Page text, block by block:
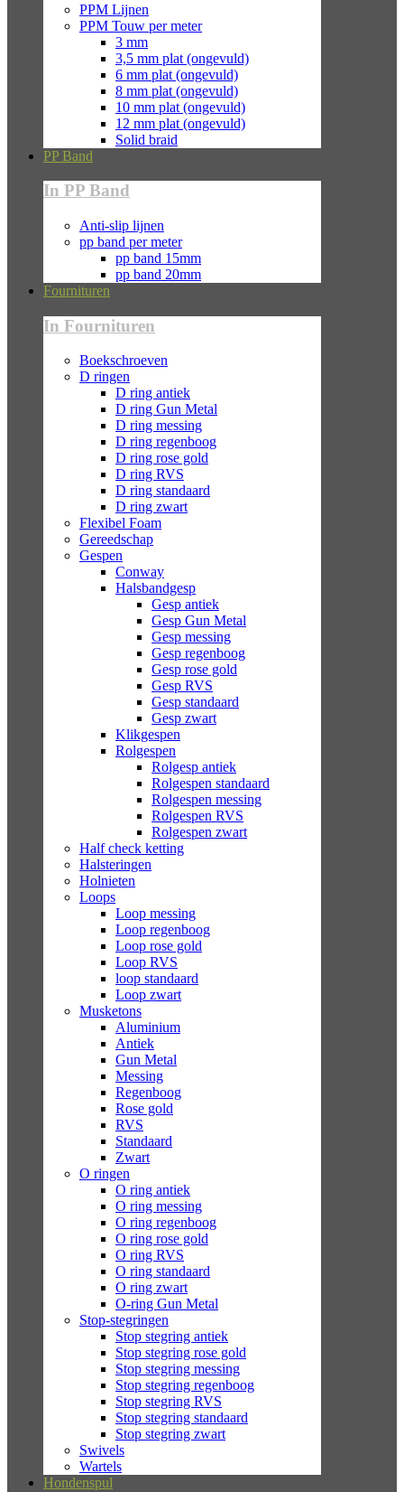
PPM Lijnen
PPM Touw per meter
3 mm
3,5 mm plat (ongevuld)
6 mm plat (ongevuld)
8 mm plat (ongevuld)
10 mm plat (ongevuld)
12 mm plat (ongevuld)
Solid braid
PP Band
In PP Band
Anti-slip lijnen
pp band per meter
pp band 15mm
pp band 20mm
Fournituren
In Fournituren
Boekschroeven
D ringen
D ring antiek
D ring Gun Metal
D ring messing
D ring regenboog
D ring rose gold
D ring RVS
D ring standaard
D ring zwart
Flexibel Foam
Gereedschap
Gespen
Conway
Halsbandgesp
Gesp antiek
Gesp Gun Metal
Gesp messing
Gesp regenboog
Gesp rose gold
Gesp RVS
Gesp standaard
Gesp zwart
Klikgespen
Rolgespen
Rolgesp antiek
Rolgespen standaard
Rolgespen messing
Rolgespen RVS
Rolgespen zwart
Half check ketting
Halsteringen
Holnieten
Loops
Loop messing
Loop regenboog
Loop rose gold
Loop RVS
loop standaard
Loop zwart
Musketons
Aluminium
Antiek
Gun Metal
Messing
Regenboog
Rose gold
RVS
Standaard
Zwart
O ringen
O ring antiek
O ring messing
O ring regenboog
O ring rose gold
O ring RVS
O ring standaard
O ring zwart
O-ring Gun Metal
Stop-stegringen
Stop stegring antiek
Stop stegring rose gold
Stop stegring messing
Stop stegring regenboog
Stop stegring RVS
Stop stegring standaard
Stop stegring zwart
Swivels
Wartels
Hondenspul